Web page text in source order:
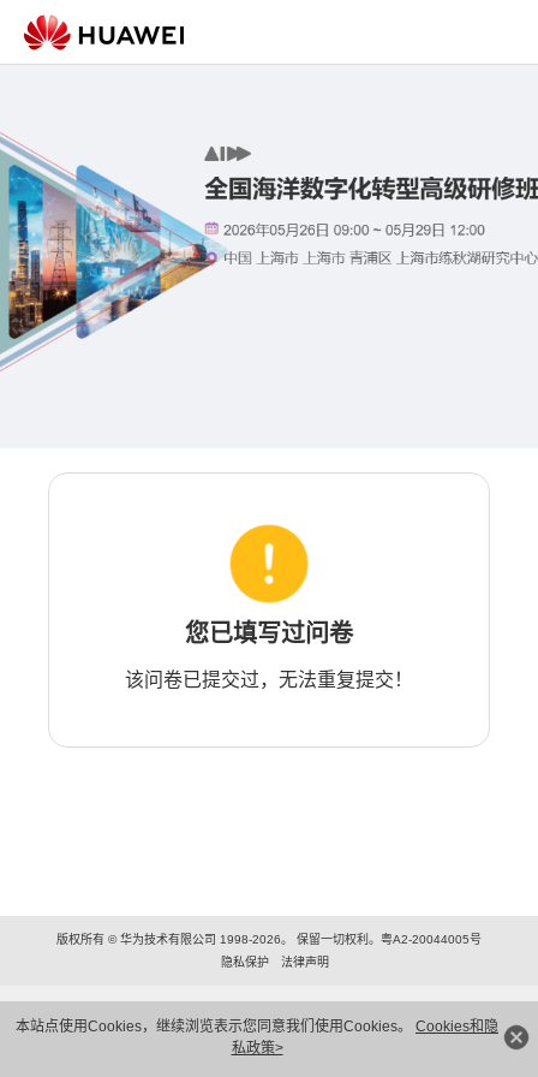
本站点使用Cookies，继续浏览表示您同意我们使用Cookies。 Cookies和隐
私政策>
您已填写过问卷
该问卷已提交过，无法重复提交！
版权所有 © 华为技术有限公司 1998-2026。 保留一切权利。粤A2-20044005号
隐私保护
法律声明